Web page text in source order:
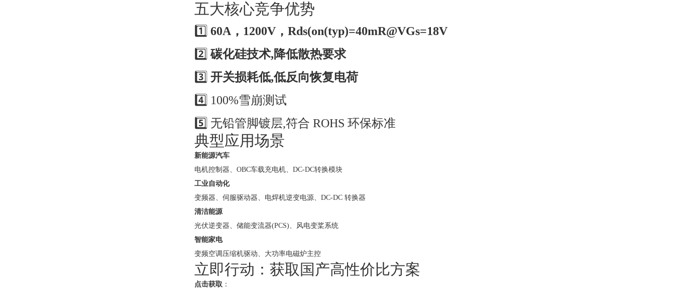
五大核心竞争优势
1️⃣ 60A，1200V，Rds(on(typ)=40mR@VGs=18V
2️⃣碳化硅技术,降低散热要求
3️⃣ 开关损耗低,低反向恢复电荷
4️⃣ 100%雪崩测试
5️⃣ 无铅管脚镀层,符合 ROHS 环保标准
典型应用场景
新能源汽车
电机控制器、OBC车载充电机、DC-DC转换模块
工业自动化
变频器、伺服驱动器、电焊机逆变电源、DC-DC 转换器
清洁能源
光伏逆变器、储能变流器(PCS)、风电变桨系统
智能家电
变频空调压缩机驱动、大功率电磁炉主控
立即行动：获取国产高性价比方案
点击获取 ：